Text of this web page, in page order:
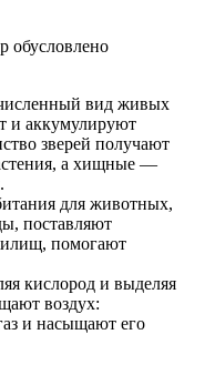
обусловлено
вид живых
и аккумулируют
зверей получают
а хищные —
для животных,
поставляют
помогают
кислород и выделяя
воздух:
и насыщают его